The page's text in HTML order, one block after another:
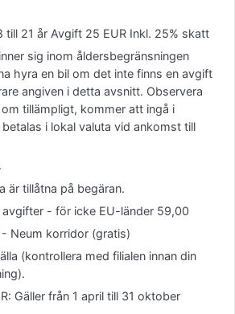
till 21 år Avgift 25 EUR Inkl. 25% skatt
sig inom åldersbegränsningen
hyra en bil om det inte finns en avgift
angiven i detta avsnitt. Observera
tillämpligt, kommer att ingå i
i lokal valuta vid ankomst till
är tillåtna på begäran.
- för icke EU-länder 59,00
Neum korridor (gratis)
(kontrollera med filialen innan din
Gäller från 1 april till 31 oktober